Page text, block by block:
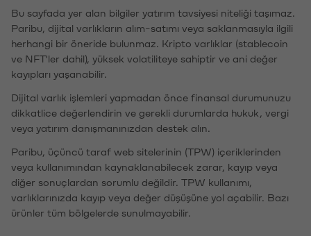
Bu sayfada yer alan bilgiler yatırım tavsiyesi niteliği taşımaz.
Paribu, dijital varlıkların alım-satımı veya saklanmasıyla ilgili
herhangi bir öneride bulunmaz. Kripto varlıklar (stablecoin
ve NFT'ler dahil), yüksek volatiliteye sahiptir ve ani değer
kayıpları yaşanabilir.
Dijital varlık işlemleri yapmadan önce finansal durumunuzu
dikkatlice değerlendirin ve gerekli durumlarda hukuk, vergi
veya yatırım danışmanınızdan destek alın.
Paribu, üçüncü taraf web sitelerinin (TPW) içeriklerinden
veya kullanımından kaynaklanabilecek zarar, kayıp veya
diğer sonuçlardan sorumlu değildir. TPW kullanımı,
varlıklarınızda kayıp veya değer düşüşüne yol açabilir. Bazı
ürünler tüm bölgelerde sunulmayabilir.